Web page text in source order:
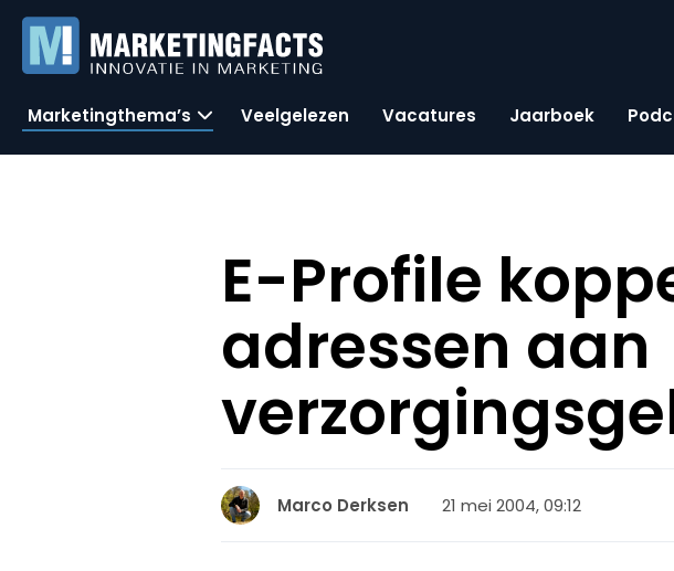
Marketingthema’s Veelgelezen Vacatures Jaarboek
E-Profile
adressen aan
Marco Derksen 21 mei 2004, 09:12